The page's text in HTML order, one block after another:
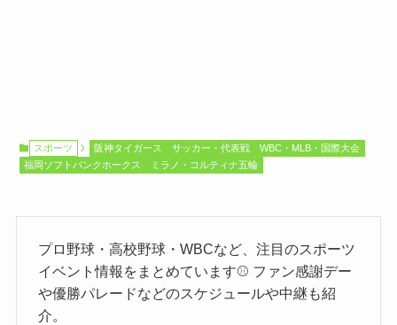
スポーツ 阪神タイガース サッカー・代表戦
WBC・MLB・国際大会
福岡ソフトバンクホークス
ミラノ・コルティナ五輪
プロ野球・高校野球・WBCなど、注目のスポーツ
イベント情報をまとめています⚾️ ファン感謝デー
や優勝パレードなどのスケジュールや中継も紹
介。